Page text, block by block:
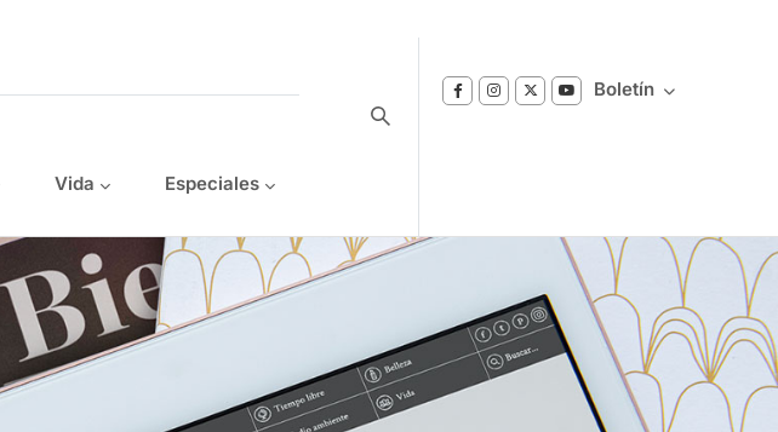
Vida Especiales
Boletín
Suscríbase a nuestro boletín
Reciba notificaciones sobre los temas de
Bienestar que le interesan.